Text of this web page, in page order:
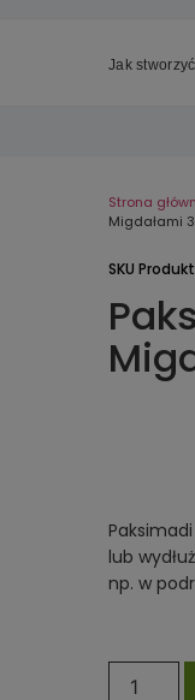
Jak
Strona
Migdałami
SKU
lub
np. w